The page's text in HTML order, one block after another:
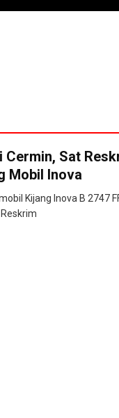
Cermin, Sat
Mobil Inova
Kijang Inova B 2747